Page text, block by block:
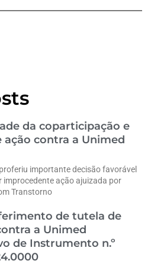
da coparticipação e
contra a Unimed
importante decisão favorável
improcedente ação ajuizada por
Transtorno
de tutela de
a Unimed
de Instrumento n.º